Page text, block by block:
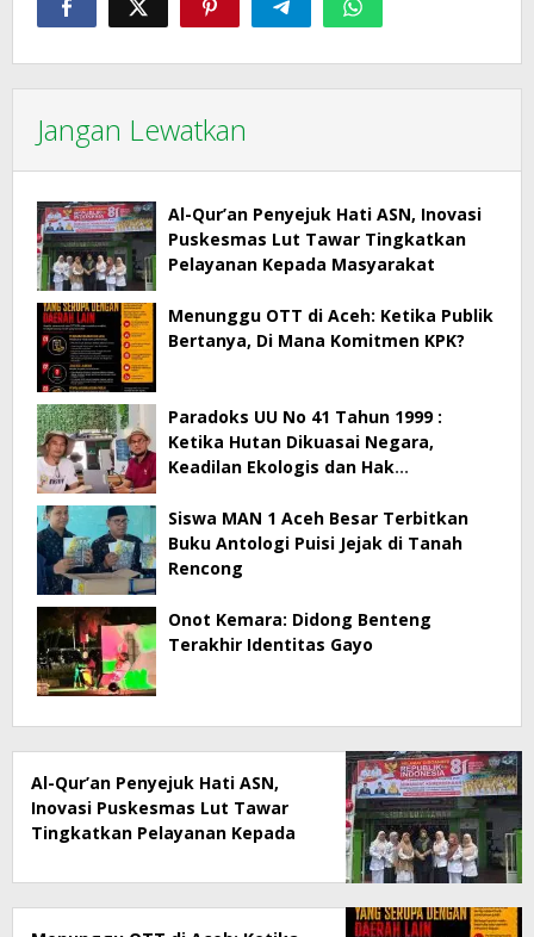
Jangan Lewatkan
Al-Qur’an Penyejuk Hati ASN, Inovasi
Puskesmas Lut Tawar Tingkatkan
Pelayanan Kepada Masyarakat
Menunggu OTT di Aceh: Ketika Publik
Bertanya, Di Mana Komitmen KPK?
Paradoks UU No 41 Tahun 1999 :
Ketika Hutan Dikuasai Negara,
Keadilan Ekologis dan Hak
Siswa MAN 1 Aceh Besar Terbitkan
Buku Antologi Puisi Jejak di Tanah
Rencong
Onot Kemara: Didong Benteng
Terakhir Identitas Gayo
Al-Qur’an Penyejuk Hati ASN,
Inovasi Puskesmas Lut Tawar
Tingkatkan Pelayanan Kepada